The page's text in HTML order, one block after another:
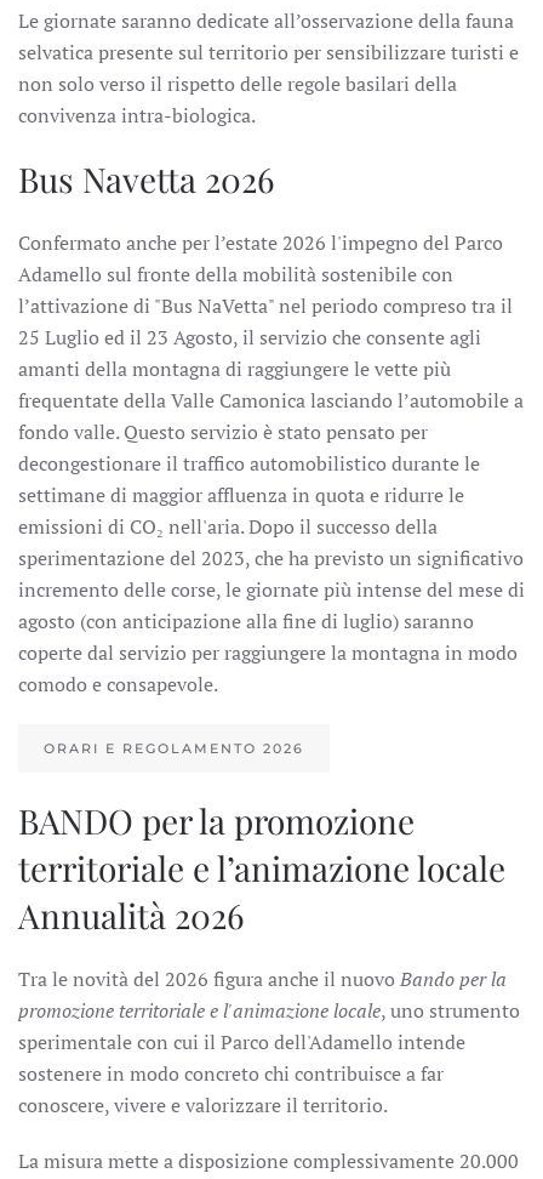
Le giornate saranno dedicate all’osservazione della fauna
selvatica presente sul territorio per sensibilizzare turisti e
non solo verso il rispetto delle regole basilari della
convivenza intra-biologica.
Bus Navetta 2026
Confermato anche per l’estate 2026 l'impegno del Parco
Adamello sul fronte della mobilità sostenibile con
l’attivazione di "Bus NaVetta" nel periodo compreso tra il
25 Luglio ed il 23 Agosto, il servizio che consente agli
amanti della montagna di raggiungere le vette più
frequentate della Valle Camonica lasciando l’automobile a
fondo valle. Questo servizio è stato pensato per
decongestionare il traffico automobilistico durante le
settimane di maggior affluenza in quota e ridurre le
emissioni di CO₂ nell'aria. Dopo il successo della
sperimentazione del 2023, che ha previsto un significativo
incremento delle corse, le giornate più intense del mese di
agosto (con anticipazione alla fine di luglio) saranno
coperte dal servizio per raggiungere la montagna in modo
comodo e consapevole.
ORARI E REGOLAMENTO 2026
BANDO per la promozione
territoriale e l’animazione locale
Annualità 2026
Tra le novità del 2026 figura anche il nuovo Bando per la
promozione territoriale e l'animazione locale, uno strumento
sperimentale con cui il Parco dell'Adamello intende
sostenere in modo concreto chi contribuisce a far
conoscere, vivere e valorizzare il territorio.
La misura mette a disposizione complessivamente 20.000